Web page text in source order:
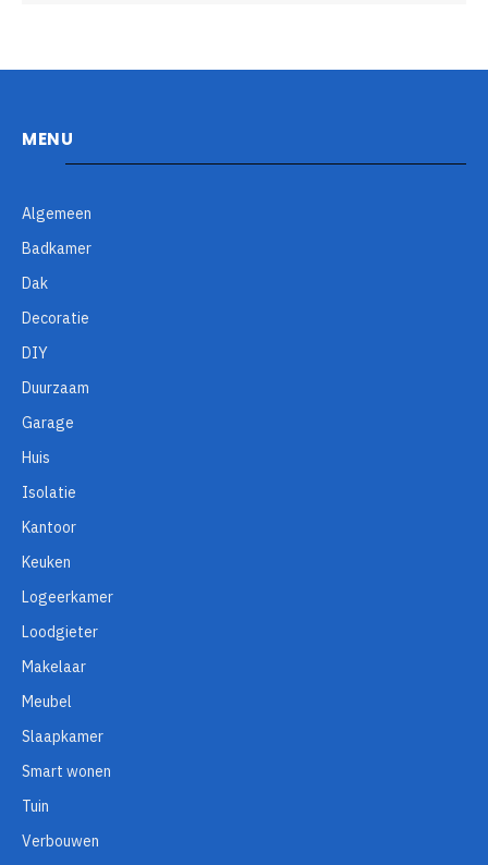
MENU
Algemeen
Badkamer
Dak
Decoratie
DIY
Duurzaam
Garage
Huis
Isolatie
Kantoor
Keuken
Logeerkamer
Loodgieter
Makelaar
Meubel
Slaapkamer
Smart wonen
Tuin
Verbouwen